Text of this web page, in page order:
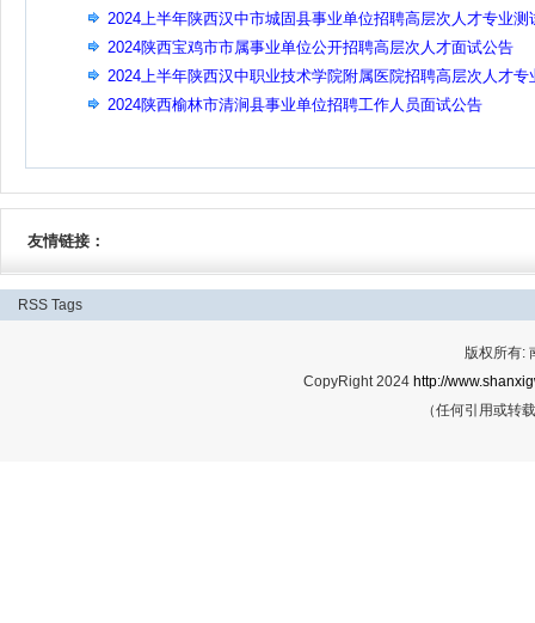
2024上半年陕西汉中市城固县事业单位招聘高层次人才专业测
成绩及面试公告
2024陕西宝鸡市市属事业单位公开招聘高层次人才面试公告
2024上半年陕西汉中职业技术学院附属医院招聘高层次人才专
测试及面试公告
2024陕西榆林市清涧县事业单位招聘工作人员面试公告
友情链接：
RSS Tags
版权所有:
CopyRight 2024 http://
（任何引用或转